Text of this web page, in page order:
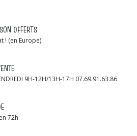
OFFERTS
! (en Europe)
9H-12H/13H-17H 07.69.91.63.86
72h